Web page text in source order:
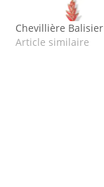
Chevillière Balisier
Article similaire